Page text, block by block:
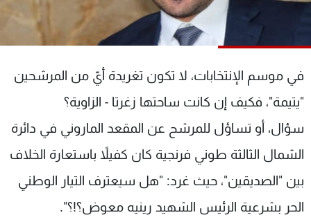
في موسم الإنتخابات، لا تكون تغريدة أيّ من المرشحين
"يتيمة"، فكيف إن كانت ساحتها زغرتا - الزاوية؟
سؤال، أو تساؤل للمرشح عن المقعد الماروني في دائرة
الشمال الثالثة طوني فرنجية كان كفيلاً باستعارة الخلاف
بين "الصديقين"، حيث غرد: "هل سيعترف التيار الوطني
الحر بشرعية الرئيس الشهيد رينيه معوض؟!؟".
جدول البرامج
شاهد البرامج
الترددات
عن MTV
الإنـتـاج
لاعلاناتكم
وظائف
تواصل معنا
شروط الإسـتخدام
سياسة الخصوصية